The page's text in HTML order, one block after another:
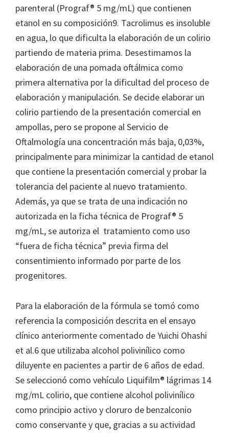
parenteral (Prograf® 5 mg/mL) que contienen
etanol en su composición9. Tacrolimus es insoluble
en agua, lo que dificulta la elaboración de un colirio
partiendo de materia prima. Desestimamos la
elaboración de una pomada oftálmica como
primera alternativa por la dificultad del proceso de
elaboración y manipulación. Se decide elaborar un
colirio partiendo de la presentación comercial en
ampollas, pero se propone al Servicio de
Oftalmología una concentración más baja, 0,03%,
principalmente para minimizar la cantidad de etanol
que contiene la presentación comercial y probar la
tolerancia del paciente al nuevo tratamiento.
Además, ya que se trata de una indicación no
autorizada en la ficha técnica de Prograf® 5
mg/mL, se autoriza el tratamiento como uso
“fuera de ficha técnica” previa firma del
consentimiento informado por parte de los
progenitores.
Para la elaboración de la fórmula se tomó como
referencia la composición descrita en el ensayo
clínico anteriormente comentado de Yuichi Ohashi
et al.6 que utilizaba alcohol polivinílico como
diluyente en pacientes a partir de 6 años de edad.
Se seleccionó como vehículo Liquifilm® lágrimas 14
mg/mL colirio, que contiene alcohol polivinílico
como principio activo y cloruro de benzalconio
como conservante y que, gracias a su actividad